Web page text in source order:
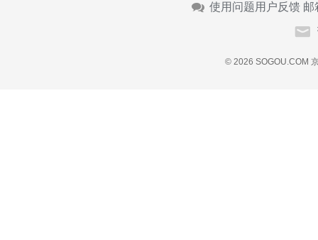
使用问题用户反馈 邮
© 2026 SOGOU.COM